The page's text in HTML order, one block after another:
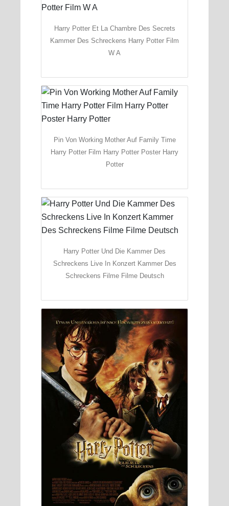
Harry Potter Et La Chambre Des Secrets
Kammer Des Schreckens Harry Potter Film
W A
Pin Von Working Mother Auf Family Time
Harry Potter Film Harry Potter Poster Harry
Potter
Harry Potter Und Die Kammer Des
Schreckens Live In Konzert Kammer Des
Schreckens Filme Filme Deutsch